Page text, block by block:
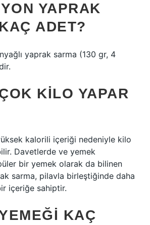
YAPRAK
ADET?
yaprak sarma (130 gr, 4
KILO YAPAR
kalorili içeriği nedeniyle kilo
Davetlerde ve yemek
bir yemek olarak da bilinen
sarma, pilavla birleştiğinde daha
içeriğe sahiptir.
KAÇ